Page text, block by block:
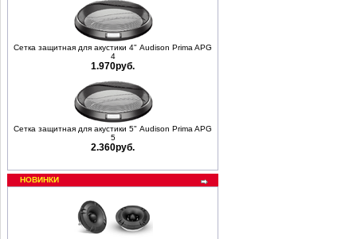
Сетка защитная для акустики 4" Audison Prima APG
4
1.970руб.
Сетка защитная для акустики 5" Audison Prima APG
5
2.360руб.
НОВИНКИ